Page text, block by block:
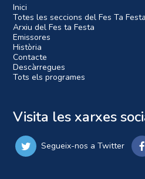
Inici
Totes les seccions del Fes Ta Festa
Arxiu del Fes ta Festa
Emissores
Història
Contacte
Descàrregues
Tots els programes
Visita les xarxes
Segueix-nos a Twitter